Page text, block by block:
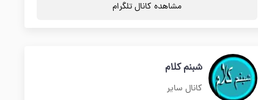
مشاهده کانال تلگرام
شبنم کلام
کانال سایر